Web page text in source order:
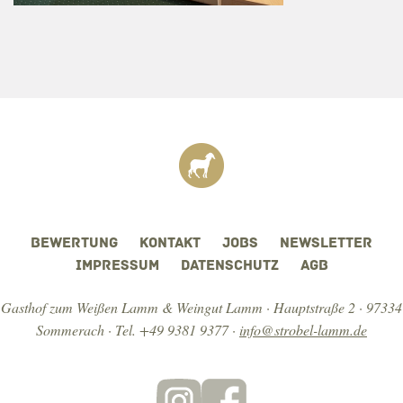
BEWERTUNG KONTAKT JOBS
NEWSLETTER
IMPRESSUM
DATENSCHUTZ AGB
Gasthof zum Weißen Lamm & Weingut Lamm · Hauptstraße 2 · 97334
Sommerach · Tel. +49 9381 9377· info@strobel-lamm.de